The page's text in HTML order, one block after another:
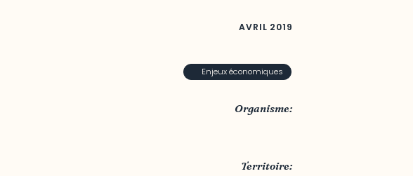
AVRIL 2019
Enjeux économiques
Organisme:
Territoire: